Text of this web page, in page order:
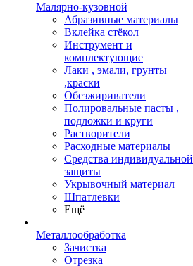
Малярно-кузовной
Абразивные материалы
Вклейка стёкол
Инструмент и
комплектующие
Лаки , эмали, грунты
,краски
Обезжириватели
Полировальные пасты ,
подложки и круги
Растворители
Расходные материалы
Средства индивидуальной
защиты
Укрывочный материал
Шпатлевки
Ещё
Металлообработка
Зачистка
Отрезка